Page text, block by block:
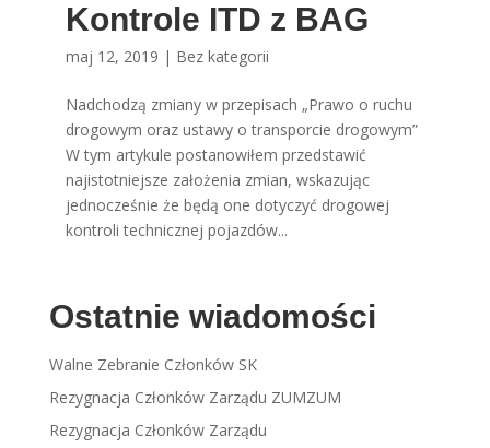
Kontrole ITD z BAG
maj 12, 2019 | Bez kategorii
Nadchodzą zmiany w przepisach „Prawo o ruchu
drogowym oraz ustawy o transporcie drogowym”
W tym artykule postanowiłem przedstawić
najistotniejsze założenia zmian, wskazując
jednocześnie że będą one dotyczyć drogowej
kontroli technicznej pojazdów...
Ostatnie wiadomości
Walne Zebranie Członków SK
Rezygnacja Członków Zarządu ZUMZUM
Rezygnacja Członków Zarządu